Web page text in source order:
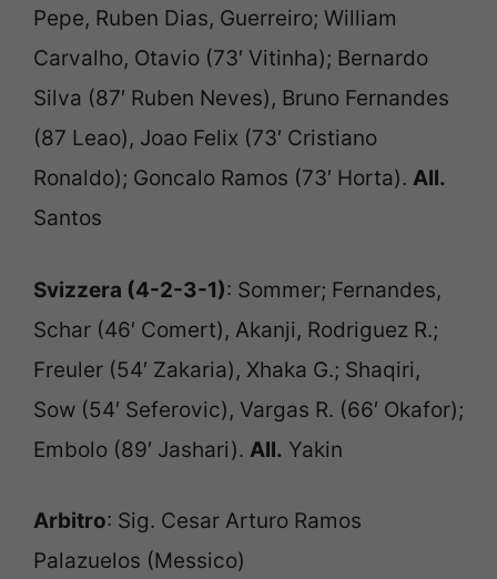
Pepe, Ruben Dias, Guerreiro; William
Carvalho, Otavio (73′ Vitinha); Bernardo
Silva (87′ Ruben Neves), Bruno Fernandes
(87 Leao), Joao Felix (73′ Cristiano
Ronaldo); Goncalo Ramos (73′ Horta). All.
Santos
Svizzera (4-2-3-1): Sommer; Fernandes,
Schar (46′ Comert), Akanji, Rodriguez R.;
Freuler (54′ Zakaria), Xhaka G.; Shaqiri,
Sow (54′ Seferovic), Vargas R. (66′ Okafor);
Embolo (89′ Jashari). All. Yakin
Arbitro: Sig. Cesar Arturo Ramos
Palazuelos (Messico)